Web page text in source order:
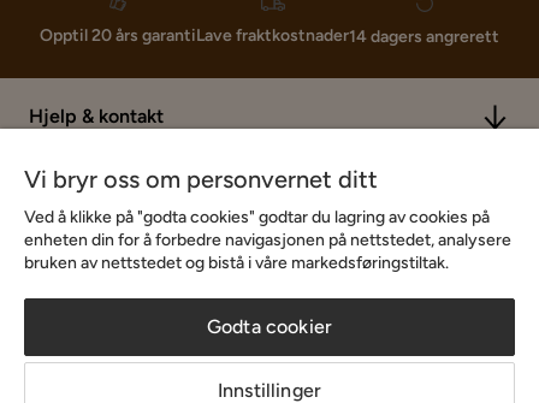
Opptil 20 års garantiLave fraktkostnader14 dagers angrerett
Hjelp & kontakt
Sortiment & tilbud
Inspirasjon
Om Chilli
Vi bryr oss om personvernet ditt
Ved å klikke på "godta cookies" godtar du lagring av cookies på
enheten din for å forbedre navigasjonen på nettstedet, analysere
bruken av nettstedet og bistå i våre markedsføringstiltak.
Godta cookier
Innstillinger